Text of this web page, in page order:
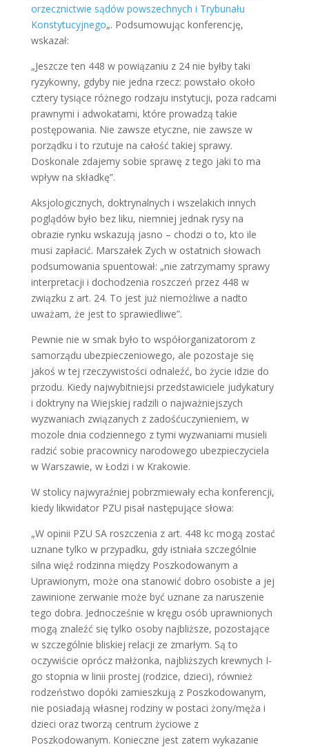
orzecznictwie sądów powszechnych i Trybunału
Konstytucyjnego„. Podsumowując konferencję,
wskazał:
„Jeszcze ten 448 w powiązaniu z 24 nie byłby taki
ryzykowny, gdyby nie jedna rzecz: powstało około
cztery tysiące różnego rodzaju instytucji, poza radcami
prawnymi i adwokatami, które prowadzą takie
postępowania. Nie zawsze etyczne, nie zawsze w
porządku i to rzutuje na całość takiej sprawy.
Doskonale zdajemy sobie sprawę z tego jaki to ma
wpływ na składkę”.
Aksjologicznych, doktrynalnych i wszelakich innych
poglądów było bez liku, niemniej jednak rysy na
obrazie rynku wskazują jasno – chodzi o to, kto ile
musi zapłacić. Marszałek Zych w ostatnich słowach
podsumowania spuentował: „nie zatrzymamy sprawy
interpretacji i dochodzenia roszczeń przez 448 w
związku z art. 24. To jest już niemożliwe a nadto
uważam, że jest to sprawiedliwe”.
Pewnie nie w smak było to współorganizatorom z
samorządu ubezpieczeniowego, ale pozostaje się
jakoś w tej rzeczywistości odnaleźć, bo życie idzie do
przodu. Kiedy najwybitniejsi przedstawiciele judykatury
i doktryny na Wiejskiej radzili o najważniejszych
wyzwaniach związanych z zadośćuczynieniem, w
mozole dnia codziennego z tymi wyzwaniami musieli
radzić sobie pracownicy narodowego ubezpieczyciela
w Warszawie, w Łodzi i w Krakowie.
W stolicy najwyraźniej pobrzmiewały echa konferencji,
kiedy likwidator PZU pisał następujące słowa:
„W opinii PZU SA roszczenia z art. 448 kc mogą zostać
uznane tylko w przypadku, gdy istniała szczególnie
silna więź rodzinna między Poszkodowanym a
Uprawionym, może ona stanowić dobro osobiste a jej
zawinione zerwanie może być uznane za naruszenie
tego dobra. Jednocześnie w kręgu osób uprawnionych
mogą znaleźć się tylko osoby najbliższe, pozostające
w szczególnie bliskiej relacji ze zmarłym. Są to
oczywiście oprócz małżonka, najbliższych krewnych I-
go stopnia w linii prostej (rodzice, dzieci), również
rodzeństwo dopóki zamieszkują z Poszkodowanym,
nie posiadają własnej rodziny w postaci żony/męża i
dzieci oraz tworzą centrum życiowe z
Poszkodowanym. Konieczne jest zatem wykazanie